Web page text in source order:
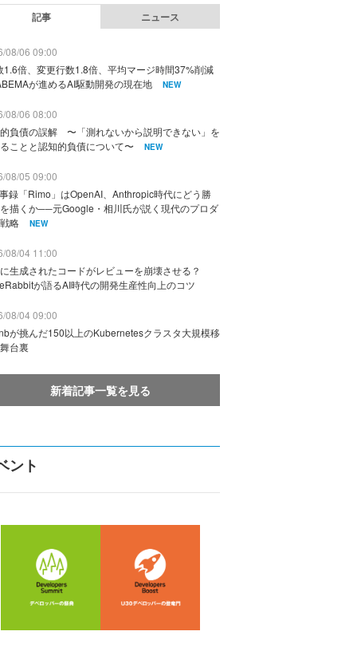
記事 ニュース
08/06 09:00
1.6倍、変更行数1.8倍、平均マージ時間37%削減
が進めるAI駆動開発の現在地
NEW
08/06 08:00
負債の誤解 〜「測れないから説明できない」を
ことと認知的負債について〜
NEW
08/05 09:00
録「Rimo」はOpenAI、Anthropic時代にどう勝
描くか──元Google・相川氏が説く現代のプロダ
略
NEW
08/04 11:00
生成されたコードがレビューを崩壊させる？
が語るAI時代の開発生産性向上のコツ
08/04 09:00
が挑んだ150以上のKubernetesクラスタ大規模移
台裏
新着記事一覧を見る
ント